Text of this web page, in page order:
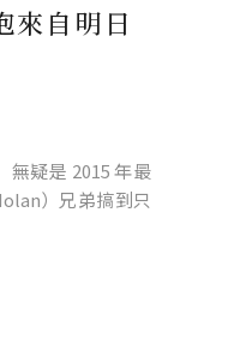
自明日
無疑是 2015 年最
）兄弟搞到只